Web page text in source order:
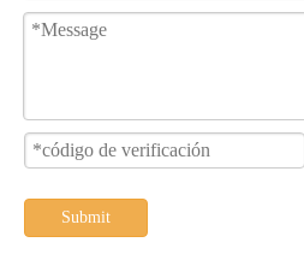
Submit